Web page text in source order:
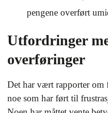
pengene overført
Utfordringer
overføringer
Det har vært rapporter om
noe som har ført til